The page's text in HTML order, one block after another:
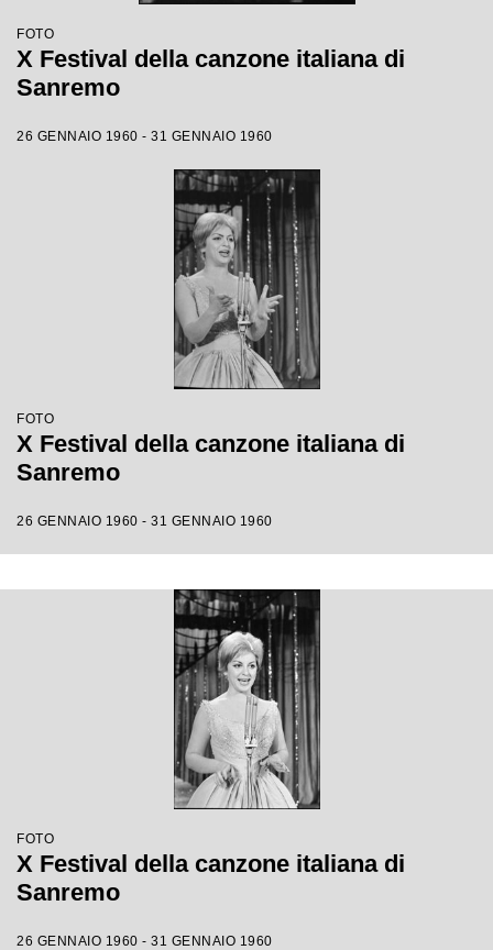
FOTO
X Festival della canzone italiana di
Sanremo
26 GENNAIO 1960 - 31 GENNAIO 1960
FOTO
X Festival della canzone italiana di
Sanremo
26 GENNAIO 1960 - 31 GENNAIO 1960
FOTO
X Festival della canzone italiana di
Sanremo
26 GENNAIO 1960 - 31 GENNAIO 1960